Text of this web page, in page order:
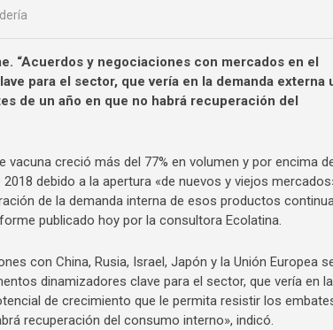
“Acuerdos y negociaciones con mercados en el
para el sector, que vería en la demanda externa
de un año en que no habrá recuperación del
vacuna creció más del 77% en volumen y por encima
debido a la apertura «de nuevos y viejos
de la demanda interna de esos productos
publicado hoy por la consultora Ecolatina.
con China, Rusia, Israel, Japón y la Unión Europea
dinamizadores clave para el sector, que vería en la
de crecimiento que le permita resistir los
recuperación del consumo interno», indicó.